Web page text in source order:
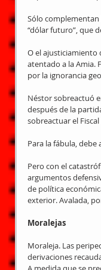
Sólo
“dólar futuro”, que
O el ajusticiamiento
atentado a la Amia.
por la ignorancia
Néstor sobreactuó
después de la
sobreactuar el
Para la fábula,
Pero con el
argumentos
de política
exterior. Avalada,
Moralejas
Moraleja. Las
derivaciones